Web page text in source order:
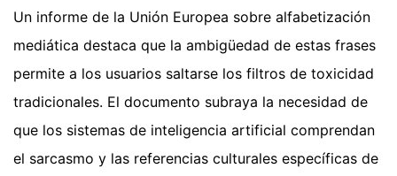
Un informe de la Unión Europea sobre alfabetización
mediática destaca que la ambigüedad de estas frases
permite a los usuarios saltarse los filtros de toxicidad
tradicionales. El documento subraya la necesidad de
que los sistemas de inteligencia artificial comprendan
el sarcasmo y las referencias culturales específicas de